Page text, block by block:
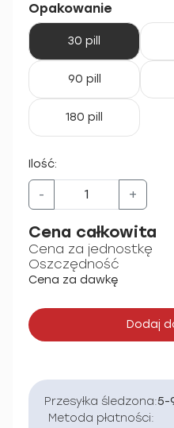
Opakowanie
30 pill
90 pill
180 pill
Ilość:
- +
Cena całkowita
Cena za jednostkę
Oszczędność
Cena za dawkę
Dodaj
Przesyłka śledzona:5-
Metoda płatności: